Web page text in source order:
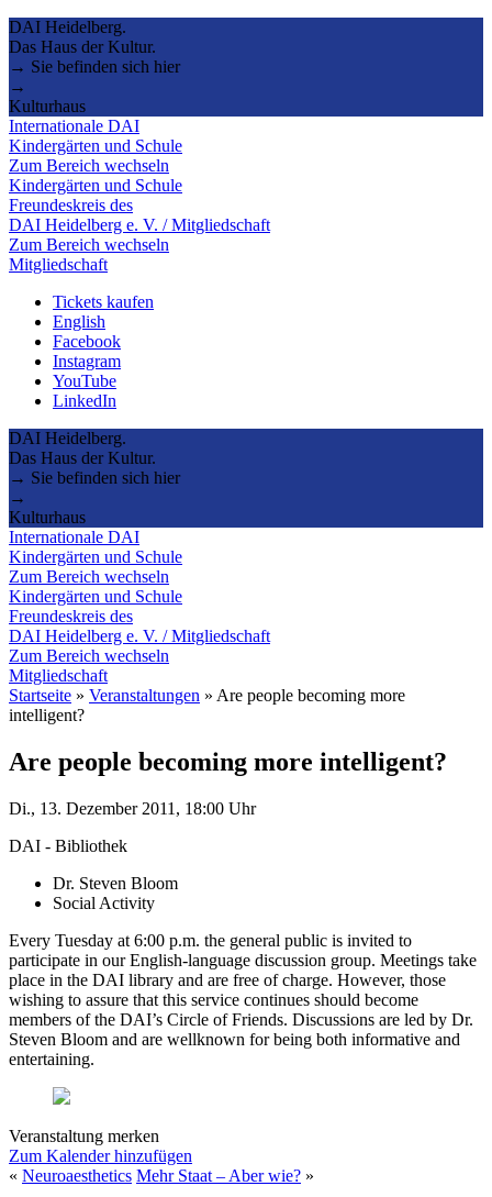
DAI Heidelberg.
Das Haus der Kultur.
→ Sie befinden sich hier
→
Kulturhaus
Internationale DAI
Kindergärten und Schule
Zum Bereich wechseln
Kindergärten und Schule
Freundeskreis des
DAI Heidelberg e. V. / Mitgliedschaft
Zum Bereich wechseln
Mitgliedschaft
Tickets kaufen
English
Facebook
Instagram
YouTube
LinkedIn
DAI Heidelberg.
Das Haus der Kultur.
→ Sie befinden sich hier
→
Kulturhaus
Internationale DAI
Kindergärten und Schule
Zum Bereich wechseln
Kindergärten und Schule
Freundeskreis des
DAI Heidelberg e. V. / Mitgliedschaft
Zum Bereich wechseln
Mitgliedschaft
Startseite » Veranstaltungen » Are people becoming more
intelligent?
Are people becoming more intelligent?
Di., 13. Dezember 2011, 18:00 Uhr
DAI - Bibliothek
Dr. Steven Bloom
Social Activity
Every Tuesday at 6:00 p.m. the general public is invited to
participate in our English-language discussion group. Meetings take
place in the DAI library and are free of charge. However, those
wishing to assure that this service continues should become
members of the DAI’s Circle of Friends. Discussions are led by Dr.
Steven Bloom and are wellknown for being both informative and
entertaining.
Veranstaltung merken
Zum Kalender hinzufügen
« Neuroaesthetics Mehr Staat – Aber wie? »